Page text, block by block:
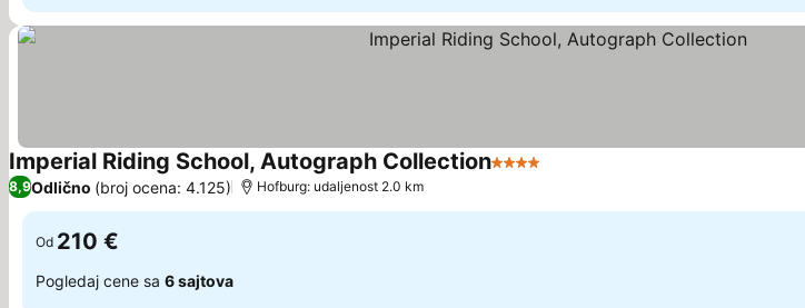
Imperial Riding School, Autograph Collection4 Zvezdice
8,9Odlično (broj ocena: 4.125) Hofburg: udaljenost 2.0 km
Od 210 €
Pogledaj cene sa 6 sajtova